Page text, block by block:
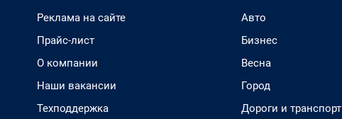
Реклама на сайте
Прайс-лист
О компании
Наши вакансии
Техподдержка
Авто
Бизнес
Весна
Город
Дороги и транспорт